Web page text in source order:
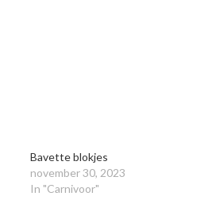
Bavette blokjes
november 30, 2023
In "Carnivoor"